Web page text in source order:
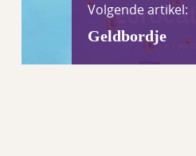
Volgende artikel:
Geldbordje